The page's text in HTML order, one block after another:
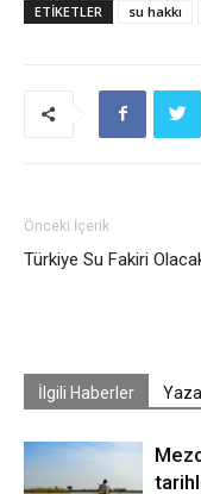
ETIKETLER su hakkı
Önceki İçerik
Türkiye Su Fakiri
İlgili Haberler